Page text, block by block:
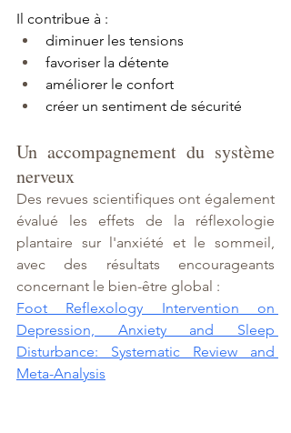
Il contribue à :
diminuer les tensions
favoriser la détente
améliorer le confort
créer un sentiment de sécurité
Un accompagnement du système
nerveux
Des revues scientifiques ont également
évalué les effets de la réflexologie
plantaire sur l'anxiété et le sommeil,
avec des résultats encourageants
concernant le bien-être global :
Foot Reflexology Intervention on
Depression, Anxiety and Sleep
Disturbance: Systematic Review and
Meta-Analysis